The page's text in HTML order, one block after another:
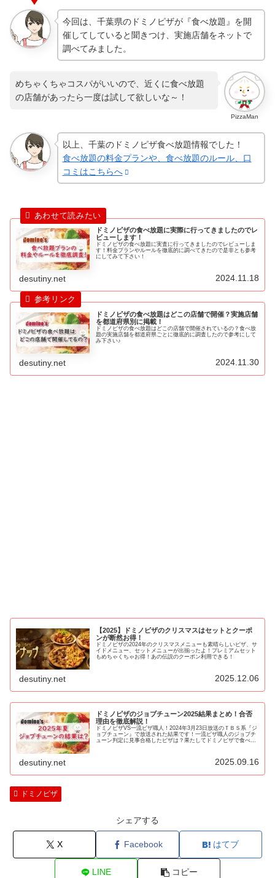
今回は、千葉県のドミノピザが『食べ放題』を開
催してしていると聞きつけ、実施店舗をネットで
調べてみました。
PizzaMan
めちゃくちゃコスパがいいので、近くに食べ放題
の店舗があったら一度は試して欲しいな～！
以上、千葉のドミノピザ食べ放題情報でした！
食べ放題の料金プランや、食べ放題のルール、口
コミはこちらへ
ドミノピザの食べ放題に実際に行ってきましたのでレ
ビューします！
ドミノピザの食べ放題に実査に行ってきましたのでレビューしま
す！料金プランやルールを徹底的に調べてきたので是非とも参考
にしてみて下さい！
desutiny.net 2024.11.18
ドミノピザの食べ放題はどこの店舗で開催？実施店舗
を都道府県別に掲載！
ドミノピザの食べ放題はどこの店舗で開催されているの？食べ放
題の実施店舗を都道府県ごとに徹底的に調査したので参考にして
み下さい♪
desutiny.net 2024.11.30
【2025】ドミノピザのクリスマスはセットとクーポ
ンが断然お得！
ドミノピザの2024年のクリスマスメニューも素晴らしいピザ、サ
イドメニュー、セットメニューが出揃ったよ！プレミアムセット
もめちゃくちゃお得！あの伝説のクーポン利用できる！
desutiny.net 2025.12.06
ドミノピザのジョブチューン2025結果まとめ！合否
理由を徹底解説！
ドミノピザVS一流ピザ職人！2024年3月23日放送のＴＢＳ系『ジ
ョブチューン』で放送された結果です！一流ピザ職人のジョブチ
ューン判定に見事合格したピザは？果たしてドミノピザで食べる
desutiny.net 2025.09.16
ドミノピザ
シェアする
X Facebook はてブ
LINE コピー